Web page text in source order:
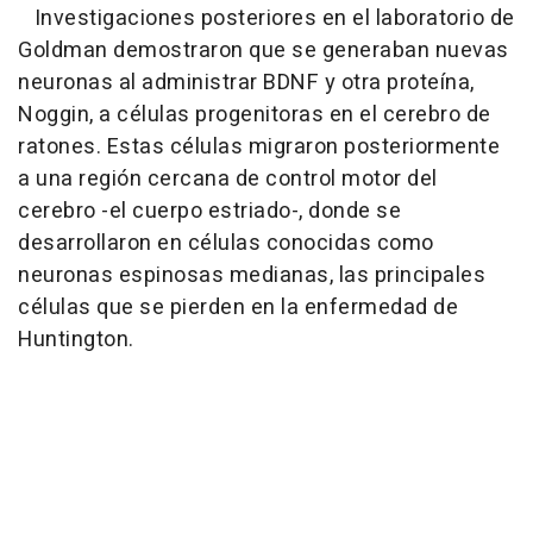
Investigaciones posteriores en el laboratorio de
Goldman demostraron que se generaban nuevas
neuronas al administrar BDNF y otra proteína,
Noggin, a células progenitoras en el cerebro de
ratones. Estas células migraron posteriormente
a una región cercana de control motor del
cerebro -el cuerpo estriado-, donde se
desarrollaron en células conocidas como
neuronas espinosas medianas, las principales
células que se pierden en la enfermedad de
Huntington.